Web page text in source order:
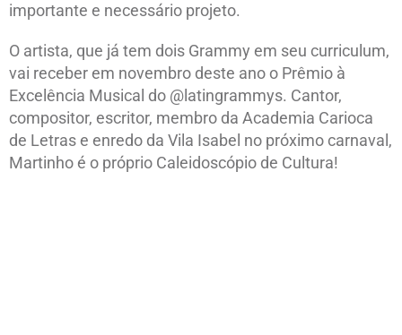
importante e necessário projeto.
O artista, que já tem dois Grammy em seu curriculum,
vai receber em novembro deste ano o Prêmio à
Excelência Musical do @latingrammys. Cantor,
compositor, escritor, membro da Academia Carioca
de Letras e enredo da Vila Isabel no próximo carnaval,
Martinho é o próprio Caleidoscópio de Cultura!